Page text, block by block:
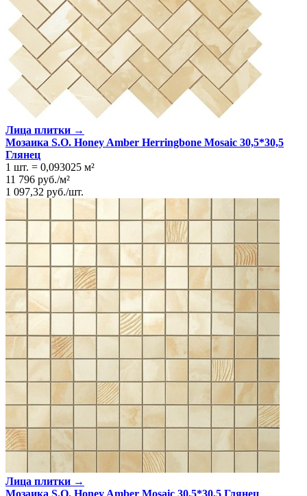
Лица плитки →
Мозаика S.O. Honey Amber Herringbone Mosaic 30,5*30,5
Глянeц
1 шт. = 0,093025 м²
11 796 руб./м²
1 097,32 руб./шт.
Лица плитки →
Мозаика S.O. Honey Amber Mosaic 30,5*30,5 Глянeц